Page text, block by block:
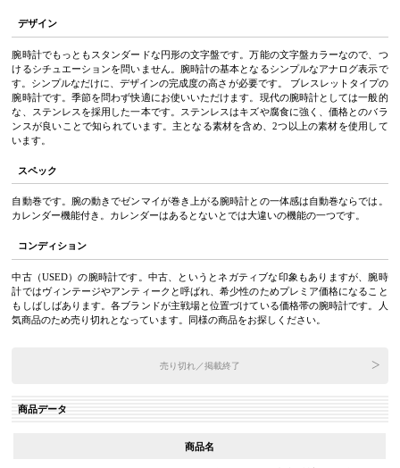
デザイン
腕時計でもっともスタンダードな円形の文字盤です。万能の文字盤カラーなので、つ
けるシチュエーションを問いません。腕時計の基本となるシンプルなアナログ表示で
す。シンプルなだけに、デザインの完成度の高さが必要です。 ブレスレットタイプの
腕時計です。季節を問わず快適にお使いいただけます。現代の腕時計としては一般的
な、ステンレスを採用した一本です。ステンレスはキズや腐食に強く、価格とのバラ
ンスが良いことで知られています。主となる素材を含め、2つ以上の素材を使用して
います。
スペック
自動巻です。腕の動きでゼンマイが巻き上がる腕時計との一体感は自動巻ならでは。
カレンダー機能付き。カレンダーはあるとないとでは大違いの機能の一つです。
コンディション
中古（USED）の腕時計です。中古、というとネガティブな印象もありますが、腕時
計ではヴィンテージやアンティークと呼ばれ、希少性のためプレミア価格になること
もしばしばあります。各ブランドが主戦場と位置づけている価格帯の腕時計です。人
気商品のため売り切れとなっています。同様の商品をお探しください。
売り切れ／掲載終了
商品データ
商品名